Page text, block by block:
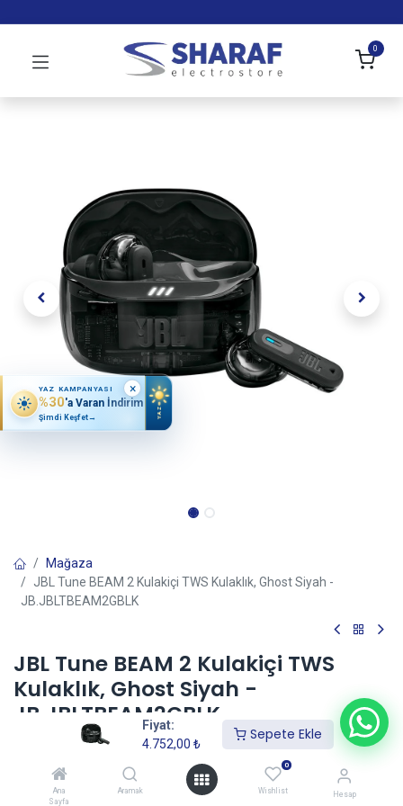
Fiyat:
4.752,00 ₺
Sepete Ekle
Ana
Sayfa
Aramak
0
Wishlist Hesap
0
Mağaza
JBL Tune BEAM 2 Kulakiçi TWS Kulaklık, Ghost Siyah -
JB.JBLTBEAM2GBLK
JBL Tune BEAM 2 Kulakiçi TWS
Kulaklık, Ghost Siyah -
JB.JBLTBEAM2GBLK
(0 incele)
4.752,00
YAZ KAMPANYASI
%30'a Varan İndirim
Şimdi Keşfet→ YAZ
×